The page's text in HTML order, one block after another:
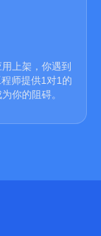
上架，你遇到
师提供1对1的
你的阻碍。